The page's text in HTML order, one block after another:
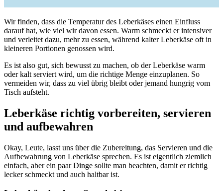
Wir finden, dass die Temperatur des Leberkäses einen Einfluss
darauf hat, wie viel wir davon essen. Warm schmeckt er intensiver
und verleitet dazu, mehr zu essen, während kalter Leberkäse oft in
kleineren Portionen genossen wird.
Es ist also gut, sich bewusst zu machen, ob der Leberkäse warm
oder kalt serviert wird, um die richtige Menge einzuplanen. So
vermeiden wir, dass zu viel übrig bleibt oder jemand hungrig vom
Tisch aufsteht.
Leberkäse richtig vorbereiten, servieren
und aufbewahren
Okay, Leute, lasst uns über die Zubereitung, das Servieren und die
Aufbewahrung von Leberkäse sprechen. Es ist eigentlich ziemlich
einfach, aber ein paar Dinge sollte man beachten, damit er richtig
lecker schmeckt und auch haltbar ist.